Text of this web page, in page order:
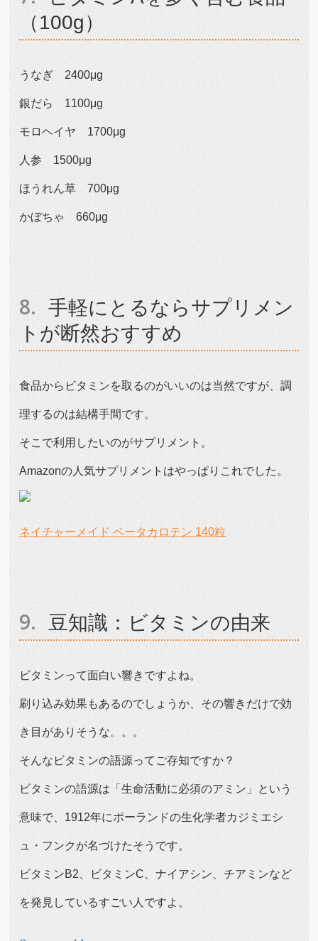
（100g）
うなぎ 2400μg
銀だら 1100μg
モロヘイヤ 1700μg
人参 1500μg
ほうれん草 700μg
かぼちゃ 660μg
手軽にとるならサプリメン
トが断然おすすめ
食品からビタミンを取るのがいいのは当然ですが、調
理するのは結構手間です。
そこで利用したいのがサプリメント。
Amazonの人気サプリメントはやっぱりこれでした。
ネイチャーメイド ベータカロテン 140粒
豆知識：ビタミンの由来
ビタミンって面白い響きですよね。
刷り込み効果もあるのでしょうか、その響きだけで効
き目がありそうな。。。
そんなビタミンの語源ってご存知ですか？
ビタミンの語源は「生命活動に必須のアミン」という
意味で、1912年にポーランドの生化学者カジミエシ
ュ・フンクが名づけたそうです。
ビタミンB2、ビタミンC、ナイアシン、チアミンなど
を発見しているすごい人ですよ。